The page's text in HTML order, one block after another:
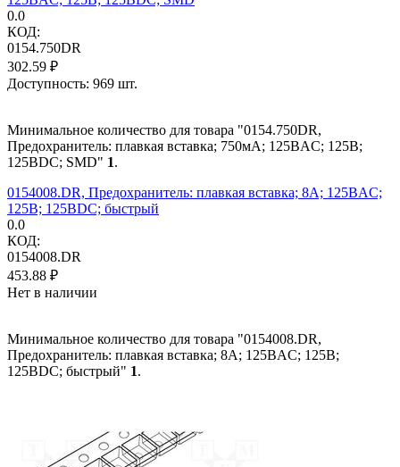
0.0
КОД:
0154.750DR
302.59 ₽
Доступность: 969 шт.
Минимальное количество для товара "0154.750DR,
Предохранитель: плавкая вставка; 750мА; 125ВAC; 125В;
125ВDC; SMD" 1.
0154008.DR, Предохранитель: плавкая вставка; 8А; 125ВAC;
125В; 125ВDC; быстрый
0.0
КОД:
0154008.DR
453.88 ₽
Нет в наличии
Минимальное количество для товара "0154008.DR,
Предохранитель: плавкая вставка; 8А; 125ВAC; 125В;
125ВDC; быстрый" 1.